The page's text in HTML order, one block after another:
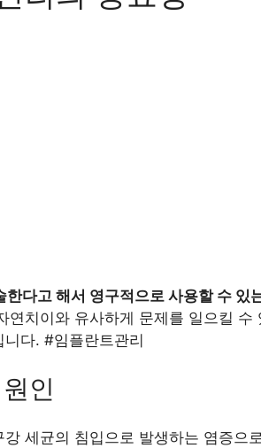
한다고 해서 영구적으로 사용할 수 있
연치이와 유사하게 문제를 일으킬
다. #임플란트관리
인
세균의 침입으로 발생하는 염증으